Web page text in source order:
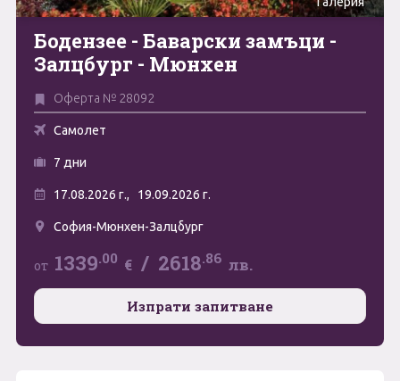
Май
Юни
Юли
Август
0894 466 775 Форма за запитване
Свържете се с нас
Бодензеe - Баварски замъци -
Залцбург - Мюнхен
Оферта № 28092
Самолет
7 дни
17.08.2026 г., 19.09.2026 г.
София-Мюнхен-Залцбург
от 1339.00 € / 2618.86 лв.
Изпрати запитване